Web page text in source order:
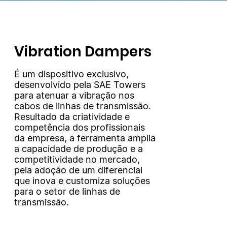
É um dispositivo exclusivo,
desenvolvido pela SAE Towers
para atenuar a vibração nos
cabos de linhas de transmissão.
Resultado da criatividade e
competência dos profissionais
da empresa, a ferramenta amplia
a capacidade de produção e a
competitividade no mercado,
pela adoção de um diferencial
que inova e customiza soluções
para o setor de linhas de
transmissão.
Vibration Dampers